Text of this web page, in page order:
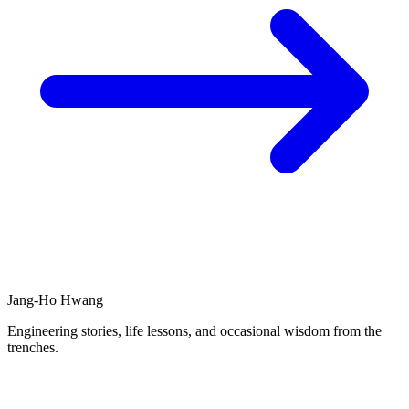
Jang-Ho Hwang
Engineering stories, life lessons, and occasional wisdom from the
trenches.